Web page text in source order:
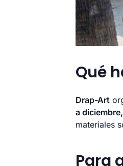
Qué
Drap-Art
a
materiales
Para